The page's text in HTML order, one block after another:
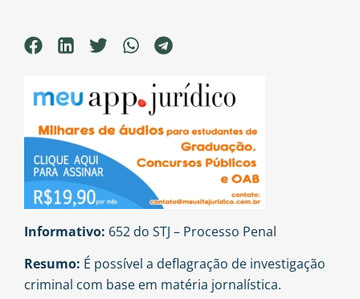
Informativo: 652 do STJ – Processo Penal
Resumo: É possível a deflagração de investigação
criminal com base em matéria jornalística.